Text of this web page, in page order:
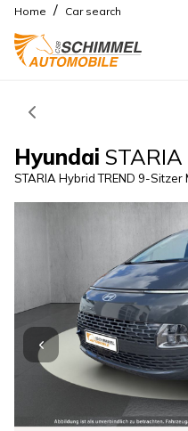
Home / Car search
Hyundai STARIA
STARIA Hybrid TREND 9-Sitzer